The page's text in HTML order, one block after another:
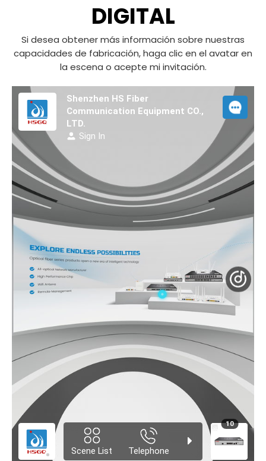
DIGITAL
Si desea obtener más información sobre nuestras
capacidades de fabricación, haga clic en el avatar en
la escena o acepte mi invitación.